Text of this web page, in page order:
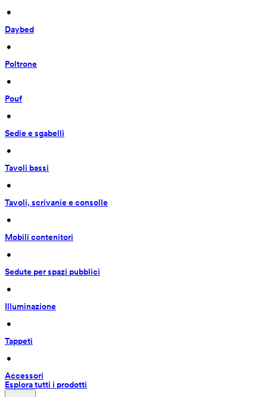
•
Daybed
•
Poltrone
•
Pouf
•
Sedie e sgabelli
•
Tavoli bassi
•
Tavoli, scrivanie e consolle
•
Mobili contenitori
•
Sedute per spazi pubblici
•
Illuminazione
•
Tappeti
•
Accessori
Esplora tutti i prodotti